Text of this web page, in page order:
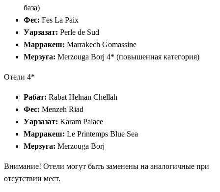
база)
Фес: Fes La Paix
Уарзазат: Perle de Sud
Марракеш: Marrakech Gomassine
Мерзуга: Merzouga Borj 4* (повышенная категория)
Отели 4*
Рабат: Rabat Helnan Chellah
Фес: Menzeh Riad
Уарзазат: Karam Palace
Марракеш: Le Printemps Blue Sea
Мерзуга: Merzouga Borj
Внимание! Отели могут быть заменены на аналогичные при
отсутствии мест.